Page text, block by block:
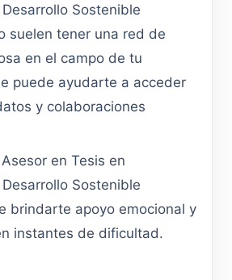
Sostenible
suelen tener una red de
en el campo de tu
puede ayudarte a acceder
y colaboraciones
Asesor en Tesis en
Sostenible
brindarte apoyo emocional y
instantes de dificultad.